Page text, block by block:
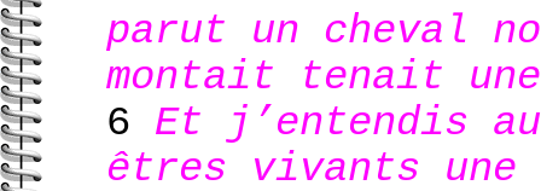
parut un cheval
montait tenait
6 Et j’entendis
êtres vivants